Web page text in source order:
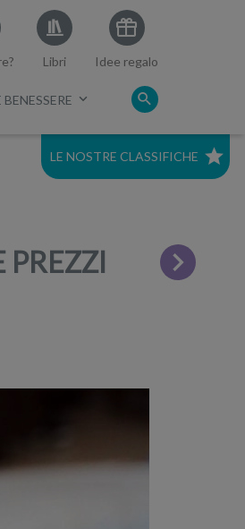
Libri Idee regalo
LE NOSTRE CLASSIFICHE